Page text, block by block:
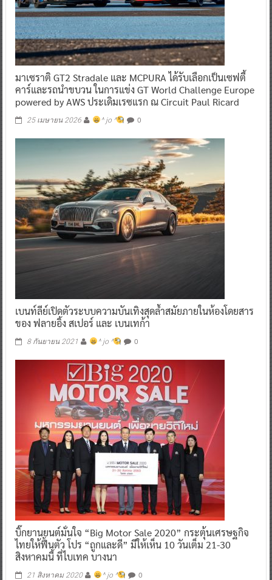
มาเซราติ GT2 Stradale และ MCPURA ได้รับเลือกเป็นเซฟตี้
คาร์และรถนำขบวน ในการแข่ง GT World Challenge Europe
powered by AWS ประเดิมเรซแรก ณ Circuit Paul Ricard
25 เมษายน 2026 ^ jo ^ 0
เบนท์ลีย์เปิดตัวระบบความบันเทิงสุดล้ำสมัยภายในห้องโดยสาร
ของ ฟลายอิ้ง สเปอร์ และ เบนเทก้า
8 กันยายน 2021 ^ jo ^ 0
บิ๊กยานยนต์มั่นใจ “Big Motor Sale 2020” กระตุ้นเศรษฐกิจ
ไทยให้ฟื้นตัว โปร “ถูกและดี” มีให้เห็น 10 วันเต็ม 21-30
สิงหาคมนี้ ที่ไบเทค บางนา
21 สิงหาคม 2020 ^ jo ^ 0